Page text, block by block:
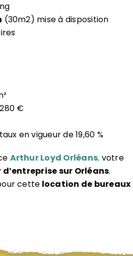
(30m2) mise à disposition
€
en vigueur de 19,60 %
Arthur Loyd Orléans, votre
sur Orléans.
cette location de bureaux